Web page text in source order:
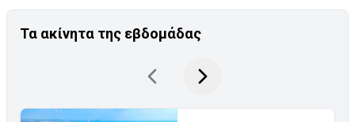
Τα ακίνητα της εβδομάδας